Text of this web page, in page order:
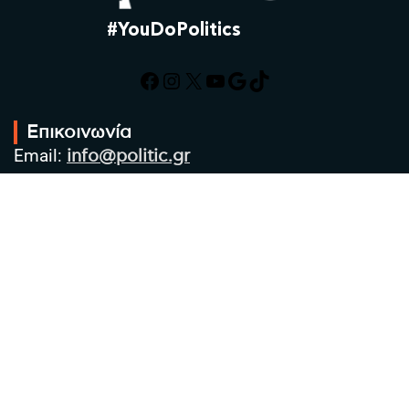
#YouDoPolitics
Facebook
Instagram
X YouTube
Google
TikTok
Επικοινωνία
Email: info@politic.gr
Τηλ: